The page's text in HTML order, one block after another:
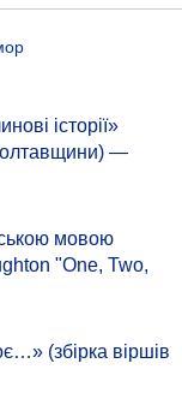
історії»
—
мовою
"One, Two,
(збірка віршів